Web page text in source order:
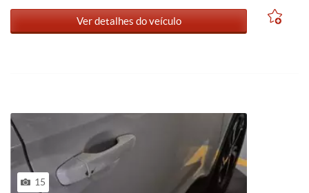
Ver detalhes do veículo
15